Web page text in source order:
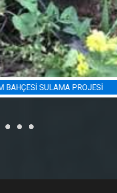
SULAMA PROJESI